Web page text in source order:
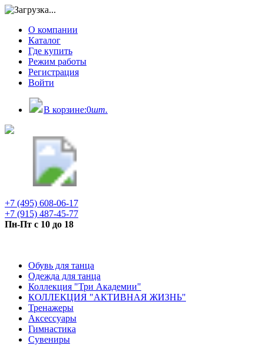
О компании
Каталог
Где купить
Режим работы
Регистрация
Войти
В корзине:0шт.
+7 (495) 608-06-17
+7 (915) 487-45-77
Пн-Пт с 10 до 18
Обувь для танца
Одежда для танца
Коллекция "Три Академии"
КОЛЛЕКЦИЯ "АКТИВНАЯ ЖИЗНЬ"
Тренажеры
Аксессуары
Гимнастика
Сувениры